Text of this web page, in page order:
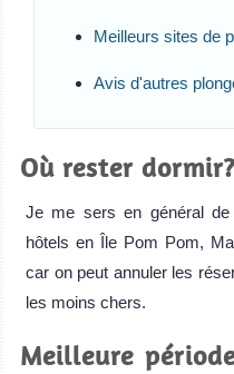
Meilleurs sites de
Avis d'autres
Où rester
Je me sers en général de
hôtels en Île Pom Pom,
car on peut annuler les
les moins chers.
Meilleure